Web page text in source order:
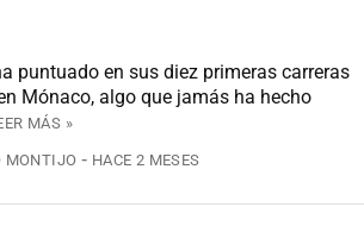
puntuado en sus diez primeras carreras
Mónaco, algo que jamás ha hecho
MÁS »
MONTIJO HACE 2 MESES